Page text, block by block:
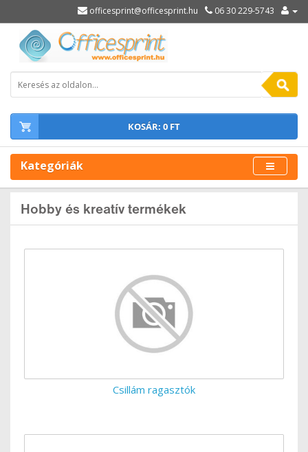
officesprint@officesprint.hu 06 30 229-5743
KOSÁR: 0 FT
Kategóriák
Hobby és kreatív termékek
Csillám ragasztók